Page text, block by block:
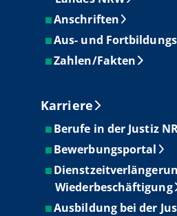
Anschriften
Aus- und
Zahlen/Fakten
Karriere
Berufe in der Justiz
Bewerbungsportal
Wiederbeschäftigung
Ausbildung bei der